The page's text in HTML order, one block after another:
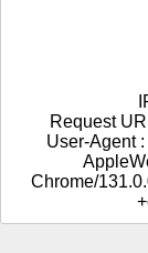
Request
User-Agent
Chrome/